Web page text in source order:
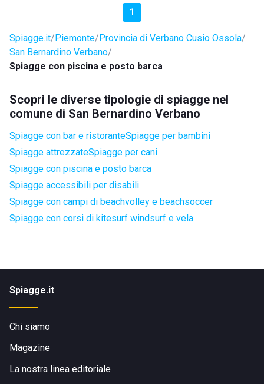
1
Spiagge.it Piemonte Provincia di Verbano Cusio Ossola
San Bernardino Verbano
Spiagge con piscina e posto barca
Scopri le diverse tipologie di spiagge nel
comune di San Bernardino Verbano
Spiagge con bar e ristoranteSpiagge per bambini
Spiagge attrezzateSpiagge per cani
Spiagge con piscina e posto barca
Spiagge accessibili per disabili
Spiagge con campi di beachvolley e beachsoccer
Spiagge con corsi di kitesurf windsurf e vela
Spiagge.it
Chi siamo
Magazine
La nostra linea editoriale